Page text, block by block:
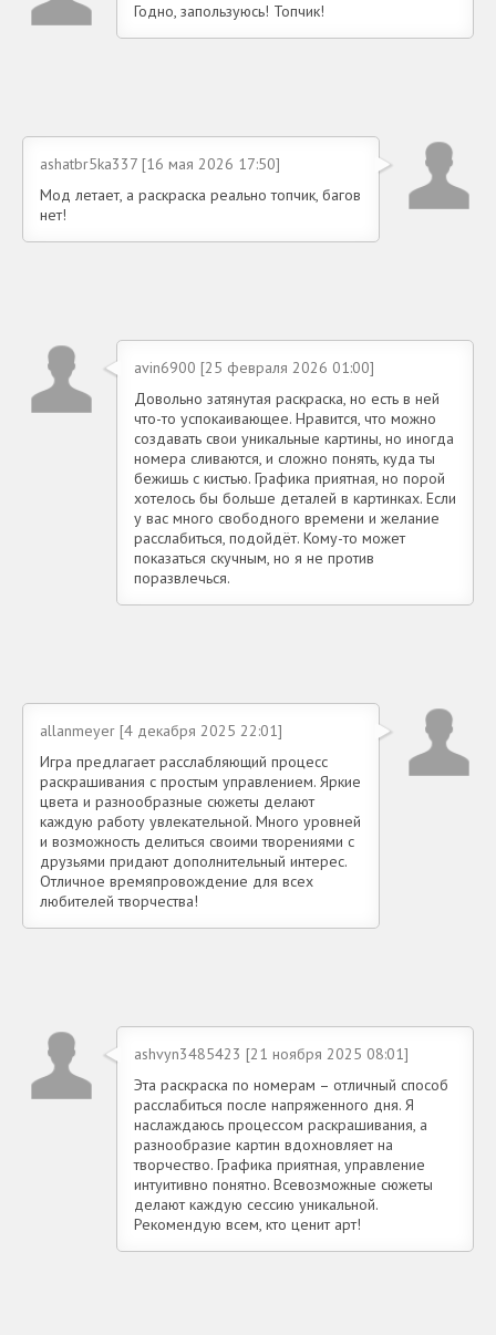
Годно, запользуюсь! Топчик!
ashatbr5ka337 [16 мая 2026 17:50]
Мод летает, а раскраска реально топчик, багов
нет!
avin6900 [25 февраля 2026 01:00]
Довольно затянутая раскраска, но есть в ней
что-то успокаивающее. Нравится, что можно
создавать свои уникальные картины, но иногда
номера сливаются, и сложно понять, куда ты
бежишь с кистью. Графика приятная, но порой
хотелось бы больше деталей в картинках. Если
у вас много свободного времени и желание
расслабиться, подойдёт. Кому-то может
показаться скучным, но я не против
поразвлечься.
allanmeyer [4 декабря 2025 22:01]
Игра предлагает расслабляющий процесс
раскрашивания с простым управлением. Яркие
цвета и разнообразные сюжеты делают
каждую работу увлекательной. Много уровней
и возможность делиться своими творениями с
друзьями придают дополнительный интерес.
Отличное времяпровождение для всех
любителей творчества!
ashvyn3485423 [21 ноября 2025 08:01]
Эта раскраска по номерам – отличный способ
расслабиться после напряженного дня. Я
наслаждаюсь процессом раскрашивания, а
разнообразие картин вдохновляет на
творчество. Графика приятная, управление
интуитивно понятно. Всевозможные сюжеты
делают каждую сессию уникальной.
Рекомендую всем, кто ценит арт!